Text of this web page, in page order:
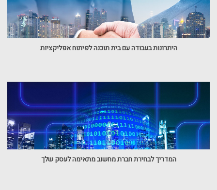
היתרונות בעבודה עם בית תוכנה לפיתוח אפליקציות
המדריך לבחירת חברת מחשוב מתאימה לעסק שלך